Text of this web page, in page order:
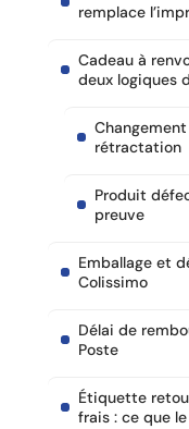
remplace
Cadeau à
deux logiques
rétractation
Produit
preuve
Emballage et
Colissimo
Délai de
Poste
Étiquette
frais : ce que